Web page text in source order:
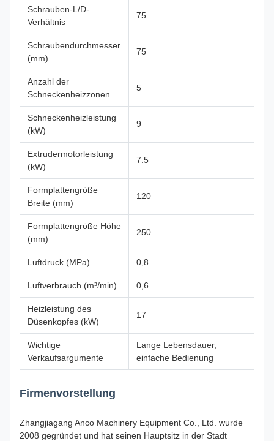
Schrauben-L/D-
Verhältnis
75
Schraubendurchmesser
(mm)
75
Anzahl der
Schneckenheizzonen
5
Schneckenheizleistung
(kW)
9
Extrudermotorleistung
(kW)
7.5
Formplattengröße
Breite (mm)
120
Formplattengröße Höhe
(mm)
250
Luftdruck (MPa) 0,8
Luftverbrauch (m³/min) 0,6
Heizleistung des
Düsenkopfes (kW)
17
Wichtige
Verkaufsargumente
Lange Lebensdauer,
einfache Bedienung
Firmenvorstellung
Zhangjiagang Anco Machinery Equipment Co., Ltd. wurde
2008 gegründet und hat seinen Hauptsitz in der Stadt